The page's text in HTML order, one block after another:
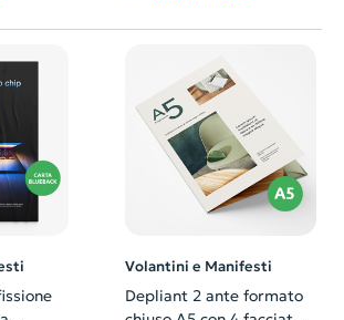
Volantini e Manifesti
Depliant 2 ante formato